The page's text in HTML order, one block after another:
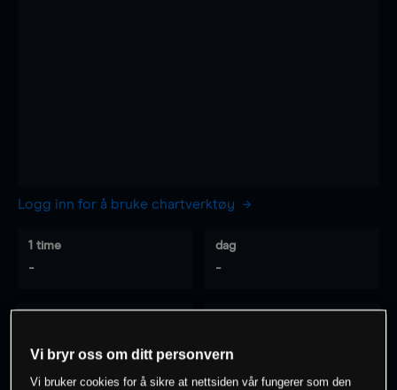
Logg inn for å bruke chartverktøy
1 time
-
dag
-
Vi bryr oss om ditt personvern
Vi bruker cookies for å sikre at nettsiden vår fungerer som den